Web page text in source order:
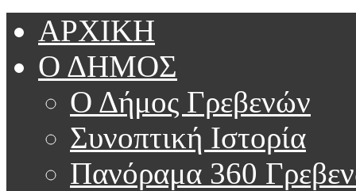
ΑΡΧΙΚΗ
Ο ΔΗΜΟΣ
Ο Δήμος Γρεβενών
Συνοπτική Ιστορία
Πανόραμα 360